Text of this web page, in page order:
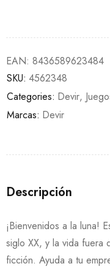
EAN: 8436589623484
SKU: 4562348
Categories: Devir,
Marcas: Devir
Descripción
¡Bienvenidos a la luna!
siglo XX, y la vida fuera
ficción. Ayuda a tu